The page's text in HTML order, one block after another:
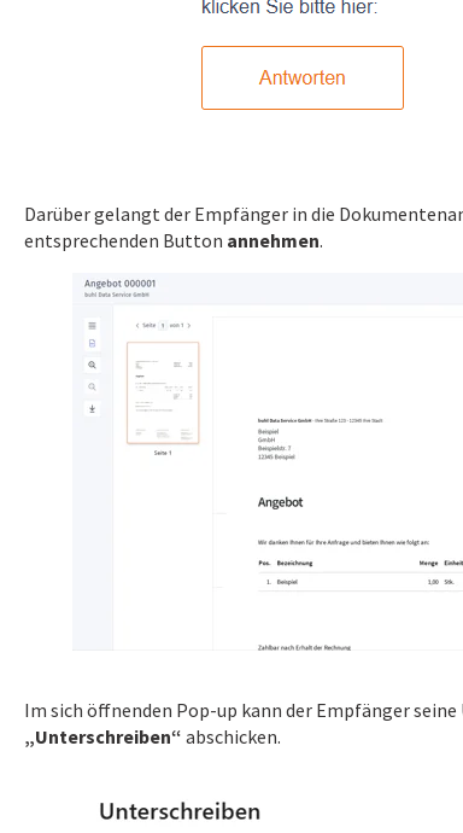
Darüber gelangt der Empfänger in die
entsprechenden Button annehmen.
Im sich öffnenden Pop-up kann der Empfänger
„Unterschreiben“ abschicken.